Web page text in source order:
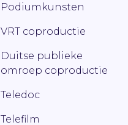
Podiumkunsten
VRT coproductie
Duitse publieke
omroep coproductie
Teledoc
Telefilm